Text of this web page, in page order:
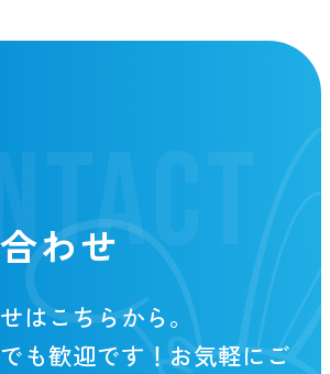
わせ
はこちらから。
も歓迎です！お気軽にご